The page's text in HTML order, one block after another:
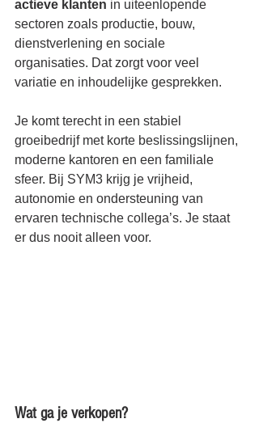
actieve klanten in uiteenlopende
sectoren zoals productie, bouw,
dienstverlening en sociale
organisaties. Dat zorgt voor veel
variatie en inhoudelijke gesprekken.
Je komt terecht in een stabiel
groeibedrijf met korte beslissingslijnen,
moderne kantoren en een familiale
sfeer. Bij SYM3 krijg je vrijheid,
autonomie en ondersteuning van
ervaren technische collega’s. Je staat
er dus nooit alleen voor.
Wat ga je verkopen?